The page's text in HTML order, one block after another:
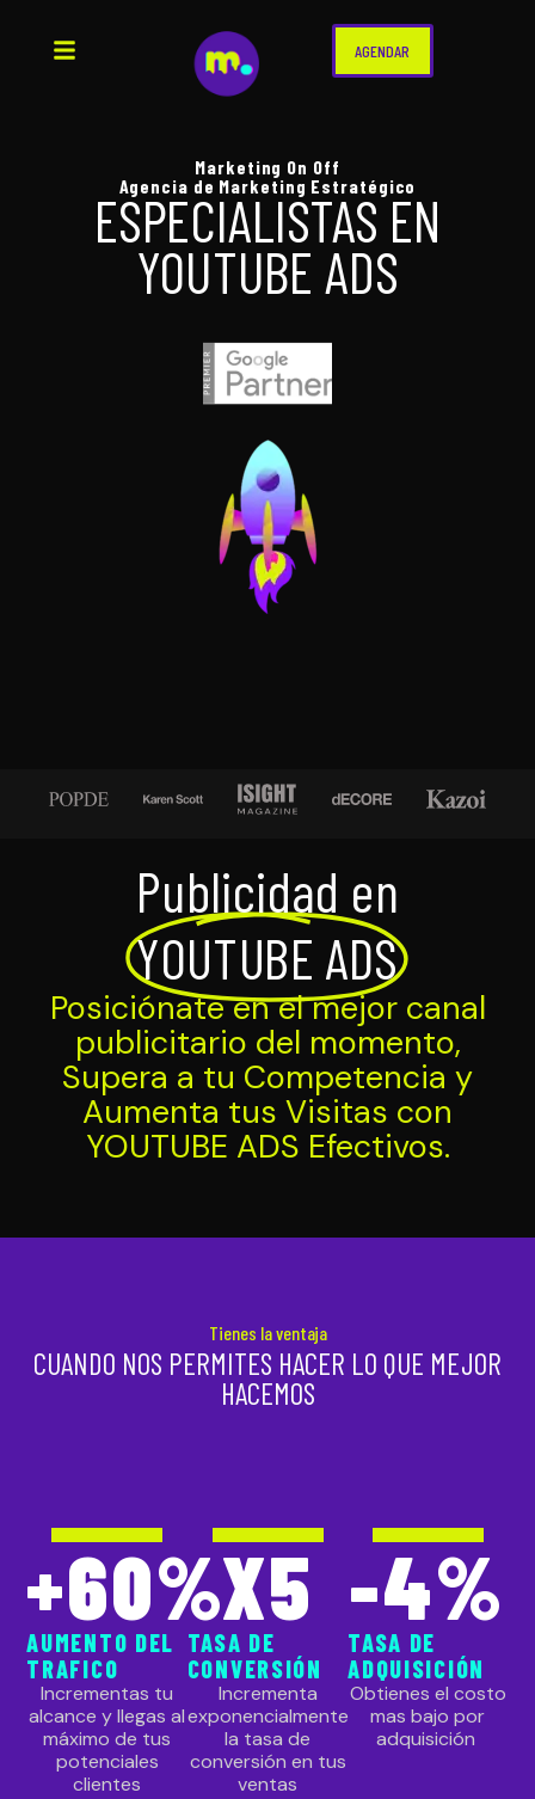
AGENDAR
Marketing On Off
Agencia de Marketing Estratégico
ESPECIALISTAS EN
YOUTUBE ADS
Publicidad en
YOUTUBE ADS
Posiciónate en el mejor canal
publicitario del momento,
Supera a tu Competencia y
Aumenta tus Visitas con
YOUTUBE ADS Efectivos.
Tienes la ventaja
CUANDO NOS PERMITES HACER LO QUE MEJOR
HACEMOS
AUMENTO DEL
TRAFICO
+60%
Incrementas tu
alcance y llegas al
máximo de tus
potenciales
clientes
TASA DE
CONVERSIÓN
X5
Incrementa
exponencialmente
la tasa de
conversión en tus
ventas
TASA DE
ADQUISICIÓN
-4%
Obtienes el costo
mas bajo por
adquisición